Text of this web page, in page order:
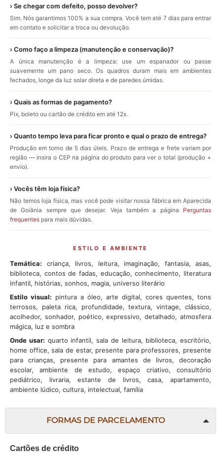
› Se chegar com defeito, posso devolver?
Sim. Nós garantimos 100% a sua compra. Você tem até 7 dias para entrar
em contato e solicitar a troca ou devolução.
› Como faço a limpeza (manutenção e conservação)?
A única manutenção é a limpeza: use um espanador ou passe
suavemente um pano seco. Os quadros duram mais em ambientes
fechados, longe da luz solar direta e de paredes úmidas.
› Quais as formas de pagamento?
Pix, boleto ou cartão de crédito em até 12x.
› Quanto tempo leva para ficar pronto e qual o prazo de entrega?
Produção em torno de 5 dias úteis. Prazo de entrega e frete variam por
região — insira o CEP na página do produto para ver o total (produção +
envio).
› Vocês têm loja física?
Não temos loja física, mas você pode visitar nossa fábrica em Aparecida
de Goiânia sempre que desejar. Veja também a página Perguntas
frequentes para mais dúvidas.
ESTILO E AMBIENTE
Temática: criança, livros, leitura, imaginação, fantasia, asas,
biblioteca, contos de fadas, educação, conhecimento, literatura
infantil, histórias, sonhos, magia, universo literário
Estilo visual: pintura a óleo, arte digital, cores quentes, tons
terrosos, paleta rica, profundidade, textura, vintage, clássico,
acolhedor, sonhador, poético, expressivo, detalhado, atmosfera
mágica, luz e sombra
Onde usar: quarto infantil, sala de leitura, biblioteca, escritório,
home office, sala de estar, presente para professores, presente
para crianças, presente para amantes de livros, decoração
escolar, ambiente de estudo, espaço criativo, consultório
pediátrico, livraria, estante de livros, casa, apartamento,
ambiente lúdico, cultura, intelectual, família
FORMAS DE PARCELAMENTO
Cartões de crédito